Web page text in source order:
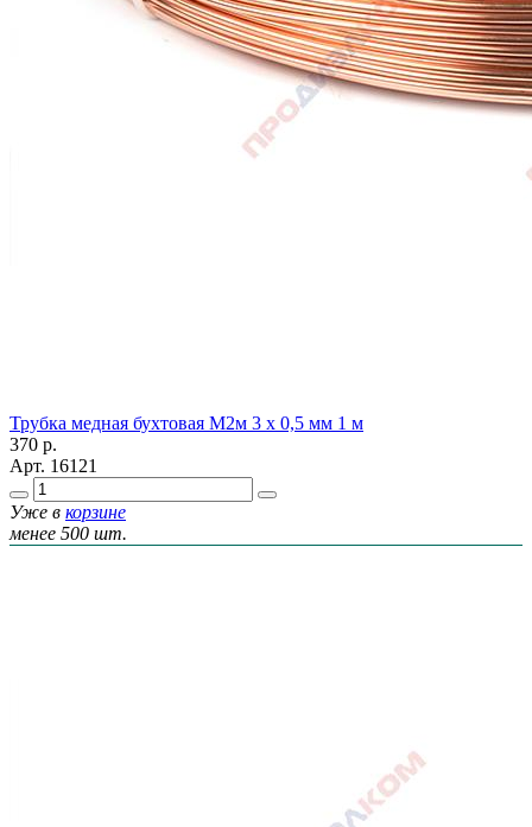
Трубка медная бухтовая М2м 3 х 0,5 мм 1 м
370 р.
Арт. 16121
Уже в корзине
менее 500 шт.